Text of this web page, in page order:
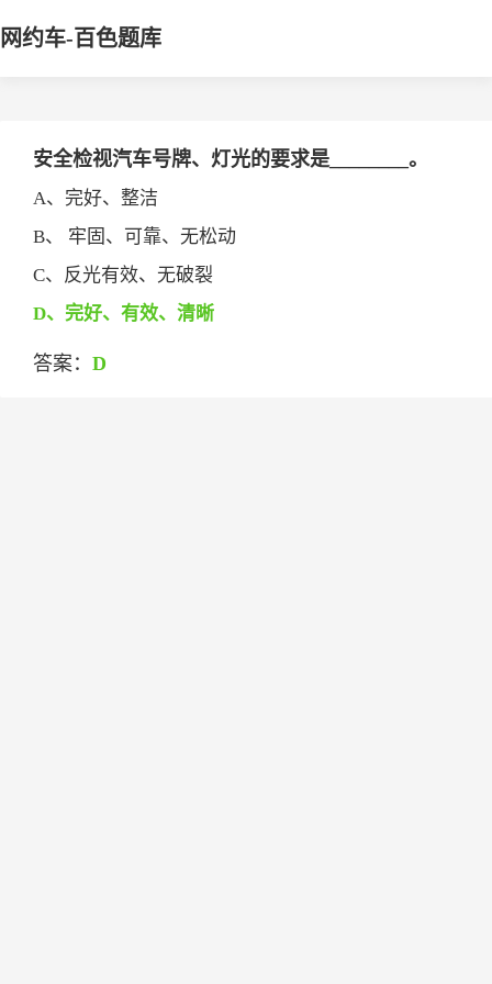
网约车-百色题库
安全检视汽车号牌、灯光的要求是________。
A、完好、整洁
B、 牢固、可靠、无松动
C、反光有效、无破裂
D、完好、有效、清晰
答案： D